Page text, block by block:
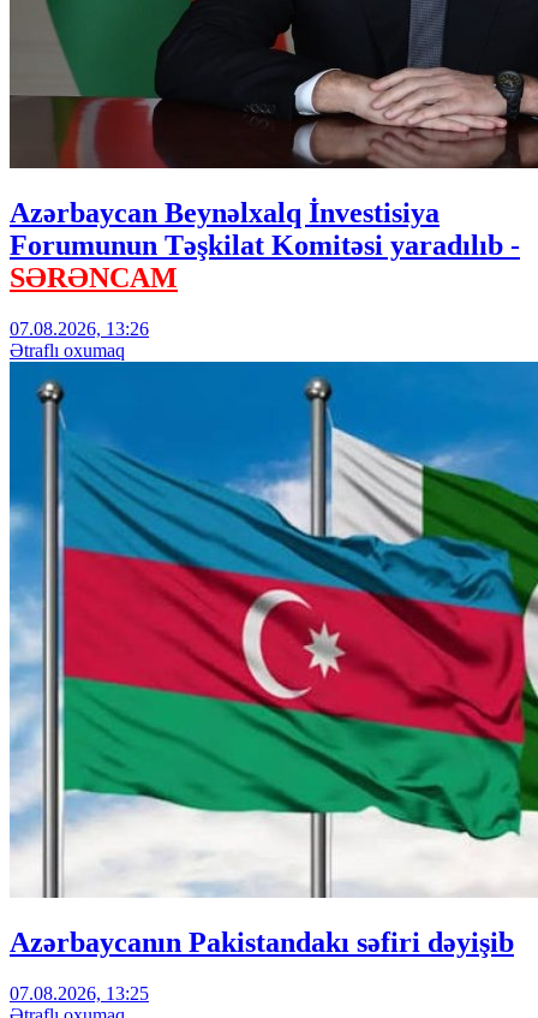
Azərbaycan Beynəlxalq İnvestisiya
Forumunun Təşkilat Komitəsi yaradılıb -
SƏRƏNCAM
07.08.2026, 13:26
Ətraflı oxumaq
Azərbaycanın Pakistandakı səfiri dəyişib
07.08.2026, 13:25